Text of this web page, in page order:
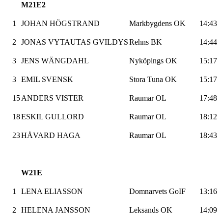
M21E2
1 JOHAN HÖGSTRAND Markbygdens OK 14:43
2 JONAS VYTAUTAS GVILDYSRehns BK 14:44
3 JENS WÄNGDAHL Nyköpings OK 15:17
3 EMIL SVENSK Stora Tuna OK 15:17
15ANDERS VISTER RaumarOL 17:48
18ESKIL GULLORD RaumarOL 18:12
23HÅVARD HAGA RaumarOL 18:43
W21E
1 LENA ELIASSON Domnarvets GoIF 13:16
2 HELENA JANSSON Leksands OK 14:09